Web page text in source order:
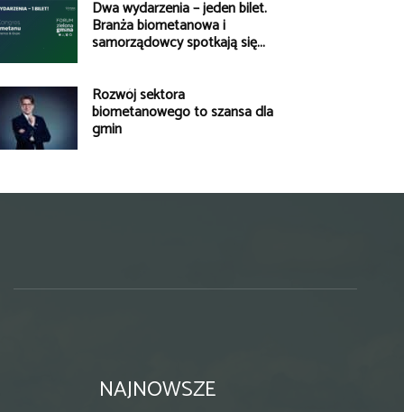
Dwa wydarzenia – jeden bilet.
Branża biometanowa i
samorządowcy spotkają się...
Rozwój sektora
biometanowego to szansa dla
gmin
NAJNOWSZE